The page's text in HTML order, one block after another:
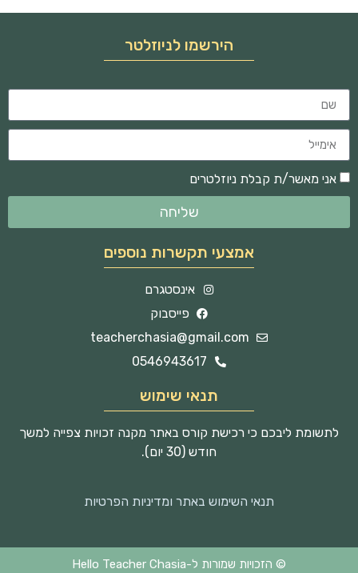
הירשמו לניוזלטר
אני מאשר/ת קבלת ניוזלטרים
שליחה
אמצעי תקשרות נוספים
אינסטגרם
פייסבוק
teacherchasia@gmail.com
0546943617
תנאי שימוש
לתשומת ליבכם כי רכישת קורס באתר מקנה זכויות צפייה למשך
חודש (30 יום).
תנאי השימוש באתר ומדיניות הפרטיות
© הזכויות שמורות ל-Hello Teacher Chasia